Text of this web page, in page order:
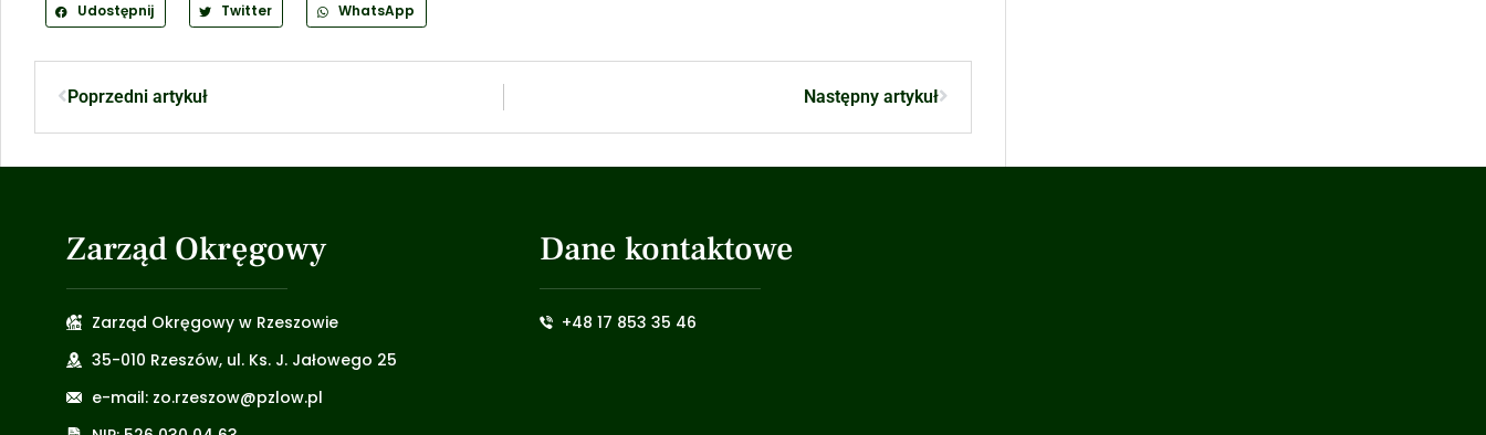
Udostępnij Twitter WhatsApp
Poprzedni artykuł Następny artykuł
Zarząd Okręgowy
Zarząd Okręgowy w Rzeszowie
35-010 Rzeszów, ul. Ks. J. Jałowego 25
e-mail: zo.rzeszow@pzlow.pl
Dane kontaktowe
+48 17 853 35 46